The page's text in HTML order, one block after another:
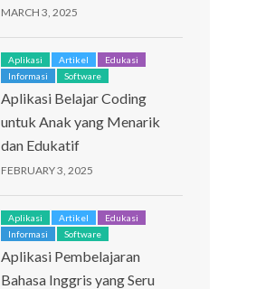
MARCH 3, 2025
Aplikasi Artikel
Edukasi
Informasi
Software
Aplikasi Belajar Coding
untuk Anak yang Menarik
dan Edukatif
FEBRUARY 3, 2025
Aplikasi Artikel
Edukasi
Informasi
Software
Aplikasi Pembelajaran
Bahasa Inggris yang Seru